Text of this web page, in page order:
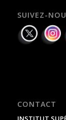
SUIVEZ-
CONTACT